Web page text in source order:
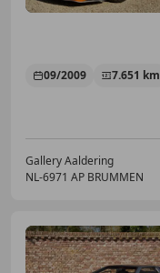
09/2009 7.651 km
Gallery Aaldering
NL-6971 AP BRUMMEN